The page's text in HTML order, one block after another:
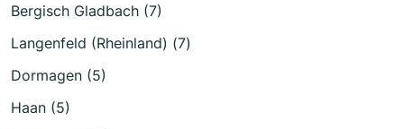
Bergisch Gladbach (7)
Langenfeld (Rheinland) (7)
Dormagen (5)
Haan (5)